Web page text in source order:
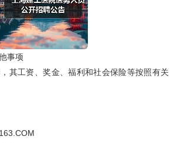
事项
工资、奖金、福利和社会保险等按照有关